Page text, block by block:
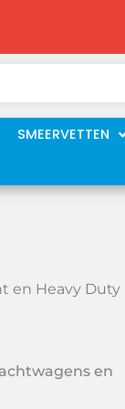
SMEERVETTEN
en Heavy Duty
en